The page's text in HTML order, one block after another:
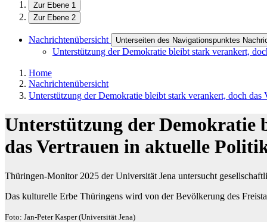
Zur Ebene 1
Zur Ebene 2
Nachrichtenübersicht Unterseiten des Navigationspunktes
Unterstützung der Demokratie bleibt stark verankert,
Home
Nachrichtenübersicht
Unterstützung der Demokratie bleibt stark verankert, doch
Unterstützung der Demokratie
das Vertrauen in aktuelle
Thüringen-Monitor 2025 der Universität Jena untersucht
Das kulturelle Erbe Thüringens wird von der Bevölkerung des
Foto: Jan-Peter Kasper (Universität Jena)